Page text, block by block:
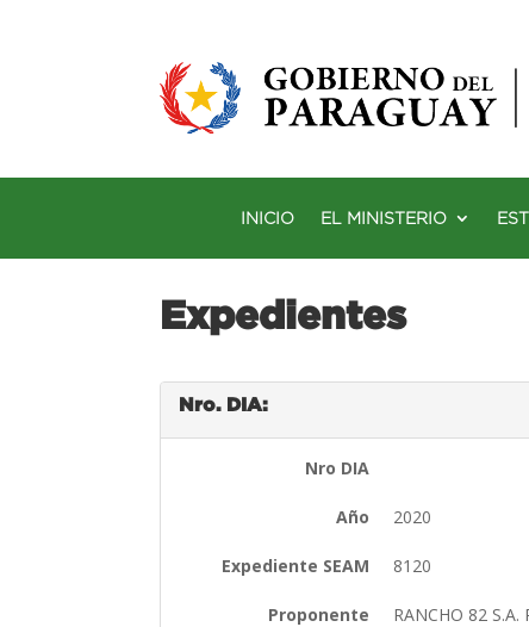
INICIO EL MINISTERIO
Expedientes
Nro. DIA:
Nro DIA
Año 2020
Expediente SEAM 8120
Proponente RANCHO 82